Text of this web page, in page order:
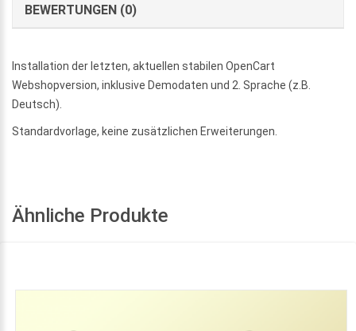
BEWERTUNGEN (0)
Installation der letzten, aktuellen stabilen OpenCart
Webshopversion, inklusive Demodaten und 2. Sprache (z.B.
Deutsch).
Standardvorlage, keine zusätzlichen Erweiterungen.
Ähnliche Produkte